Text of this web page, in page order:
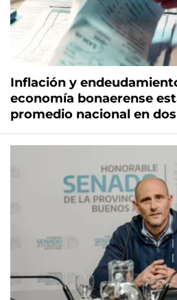
Inflación y
economía bonaerense
promedio nacional en